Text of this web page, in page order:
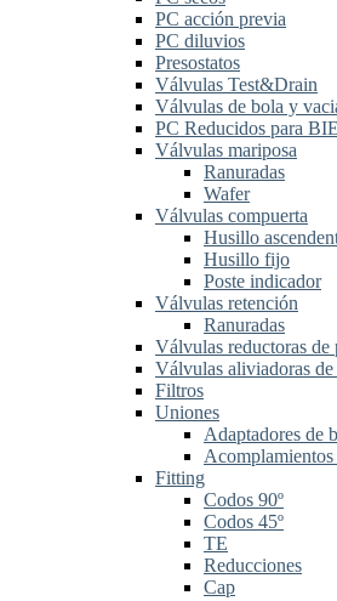
PC acción previa
PC diluvios
Presostatos
Válvulas Test&Drain
Válvulas de bola y
PC Reducidos para
Válvulas mariposa
Ranuradas
Wafer
Válvulas compuerta
Husillo
Husillo fijo
Poste indicador
Válvulas retención
Ranuradas
Válvulas reductoras de
Válvulas aliviadoras de
Filtros
Uniones
Adaptadores de
Fitting
Codos 90º
Codos 45º
TE
Reducciones
Cap